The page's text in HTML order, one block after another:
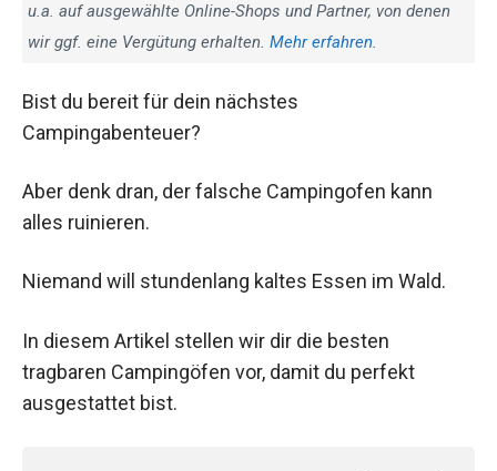
u.a. auf ausgewählte Online-Shops und Partner, von denen
wir ggf. eine Vergütung erhalten. Mehr erfahren.
Bist du bereit für dein nächstes
Campingabenteuer?
Aber denk dran, der falsche Campingofen kann
alles ruinieren.
Niemand will stundenlang kaltes Essen im Wald.
In diesem Artikel stellen wir dir die besten
tragbaren Campingöfen vor, damit du perfekt
ausgestattet bist.